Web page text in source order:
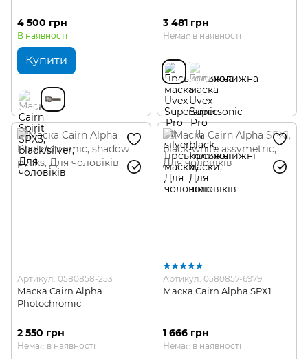
4 500 грн
В наявності
Купити
3 481 грн
Немає в наявності
Артикул: 0580858-253
Маска Cairn Alpha
Photochromic
2 550 грн
Немає в наявності
Артикул: 0580857-6979
Маска Cairn Alpha SPX1
1 666 грн
Немає в наявності